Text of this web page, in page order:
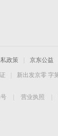
政策 京东公益
新出发京零 字
营业执照